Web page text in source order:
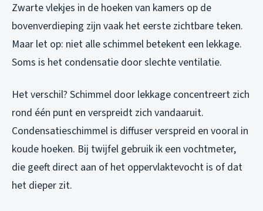
Zwarte vlekjes in de hoeken van kamers op de
bovenverdieping zijn vaak het eerste zichtbare teken.
Maar let op: niet alle schimmel betekent een lekkage.
Soms is het condensatie door slechte ventilatie.
Het verschil? Schimmel door lekkage concentreert zich
rond één punt en verspreidt zich vandaaruit.
Condensatieschimmel is diffuser verspreid en vooral in
koude hoeken. Bij twijfel gebruik ik een vochtmeter,
die geeft direct aan of het oppervlaktevocht is of dat
het dieper zit.